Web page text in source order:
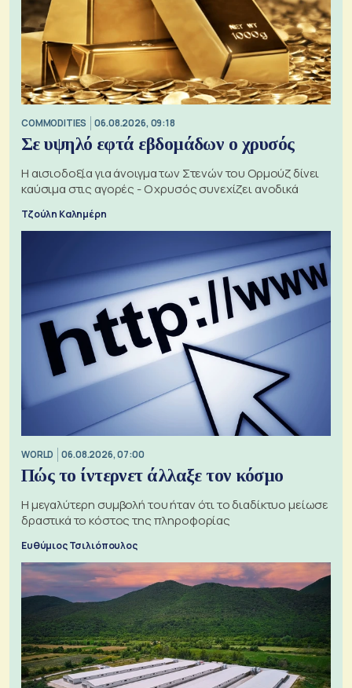
COMMODITIES 06.08.2026, 09:18
Σε υψηλό εφτά εβδομάδων ο χρυσός
Η αισιοδοξία για άνοιγμα των Στενών του Ορμούζ δίνει
καύσιμα στις αγορές - Ο χρυσός συνεχίζει ανοδικά
Τζούλη Καλημέρη
WORLD 06.08.2026, 07:00
Πώς το ίντερνετ άλλαξε τον κόσμο
Η μεγαλύτερη συμβολή του ήταν ότι το διαδίκτυο μείωσε
δραστικά το κόστος της πληροφορίας
Ευθύμιος Τσιλιόπουλος